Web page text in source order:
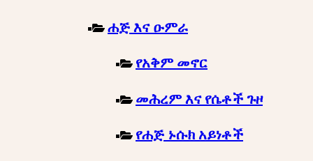
ሐጅ እና ዑምራ
የአቅም መኖር
መሕረም እና የሴቶች ጉዞ
የሐጅ ኑሱክ አይነቶች